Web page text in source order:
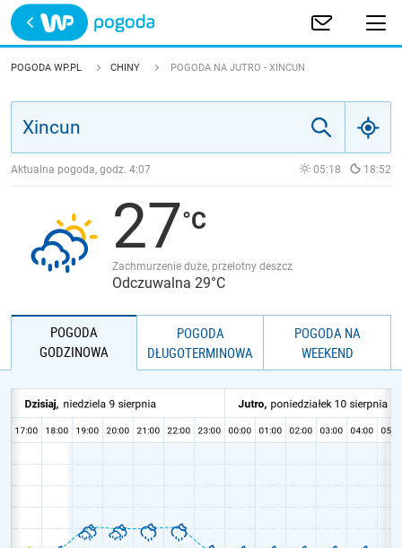
Trwa ładowanie
POLSKA
JAKOŚĆ POWIETRZA
POGODA WP.PL CHINY POGODA NA JUTRO - XINCUN
Aktualna pogoda, godz. 4:07 05:18 18:52
27
Zachmurzenie duże, przelotny deszcz
Odczuwalna 29°C
POGODA
GODZINOWA
POGODA
DŁUGOTERMINOWA
POGODA NA
WEEKEND